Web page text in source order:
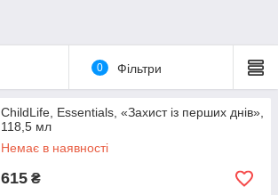
0 Фільтри
ChildLife, Essentials, «Захист із перших днів»,
118,5 мл
Немає в наявності
615 ₴